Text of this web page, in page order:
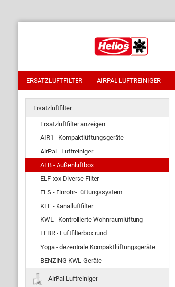
ERSATZLUFTFILTER AIRPAL LUFTREINIGER
Ersatzluftfilter
Ersatzluftfilter anzeigen
AIR1 - Kompaktlüftungsgeräte
AirPal - Luftreiniger
ALB - Außenluftbox
ELF-xxx Diverse Filter
ELS - Einrohr-Lüftungssystem
KLF - Kanalluftfilter
KWL - Kontrollierte Wohnraumlüftung
LFBR - Luftfilterbox rund
Yoga - dezentrale Kompaktlüftungsgeräte
BENZING KWL-Geräte
AirPal Luftreiniger